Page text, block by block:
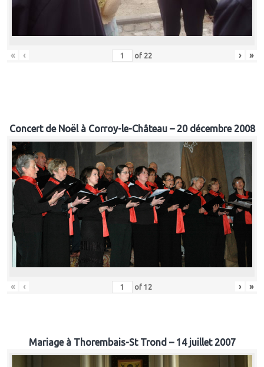
« ‹ of 22 › »
Concert de Noël à Corroy-le-Château – 20 décembre 2008
« ‹ of 12 › »
Mariage à Thorembais-St Trond – 14 juillet 2007